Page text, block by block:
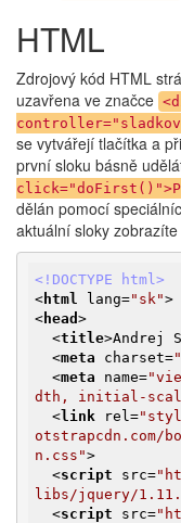
HTML
Zdrojový kód HTML
uzavřena ve značce
se vytvářejí tlačítka a
první sloku básně
dělán pomocí
aktuální sloky
<!DOCTYPE html>
< html lang="sk">
< head >
<title>Andrej
<meta charset=
<meta name=
dth, initial-
<link rel =
otstrapcdn.com/
n.css">
<script src=
libs/jquery/
<script src=